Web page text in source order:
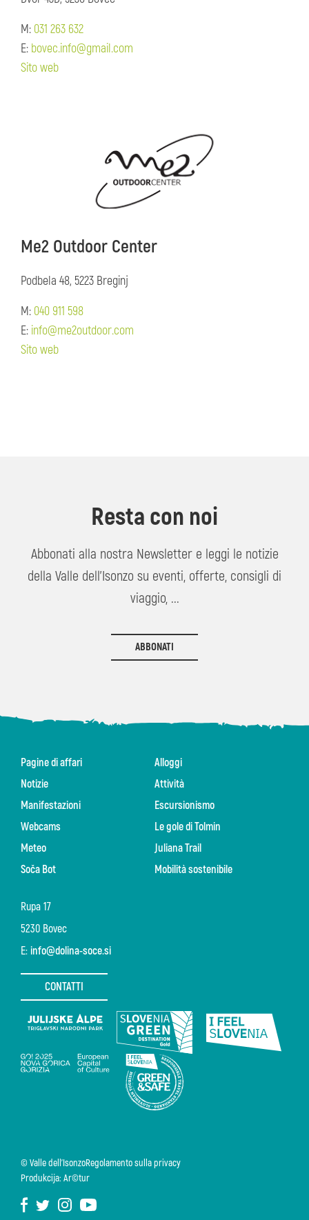
M: 031 263 632
E: bovec.info@gmail.com
Sito web
Me2 Outdoor Center
Podbela 48, 5223 Breginj
M: 040 911 598
E: info@me2outdoor.com
Sito web
Resta con noi
Abbonati alla nostra Newsletter e leggi le notizie
della Valle dell'Isonzo su eventi, offerte, consigli di
viaggio, ...
ABBONATI
Rupa 17
5230 Bovec
E: info@dolina-soce.si
CONTATTI
Pagine di affari
Notizie
Manifestazioni
Webcams
Meteo
Soča Bot
Alloggi
Attività
Escursionismo
Le gole di Tolmin
Juliana Trail
Mobilità sostenibile
© Valle dell'IsonzoRegolamento sulla privacy
Produkcija: Ar©tur